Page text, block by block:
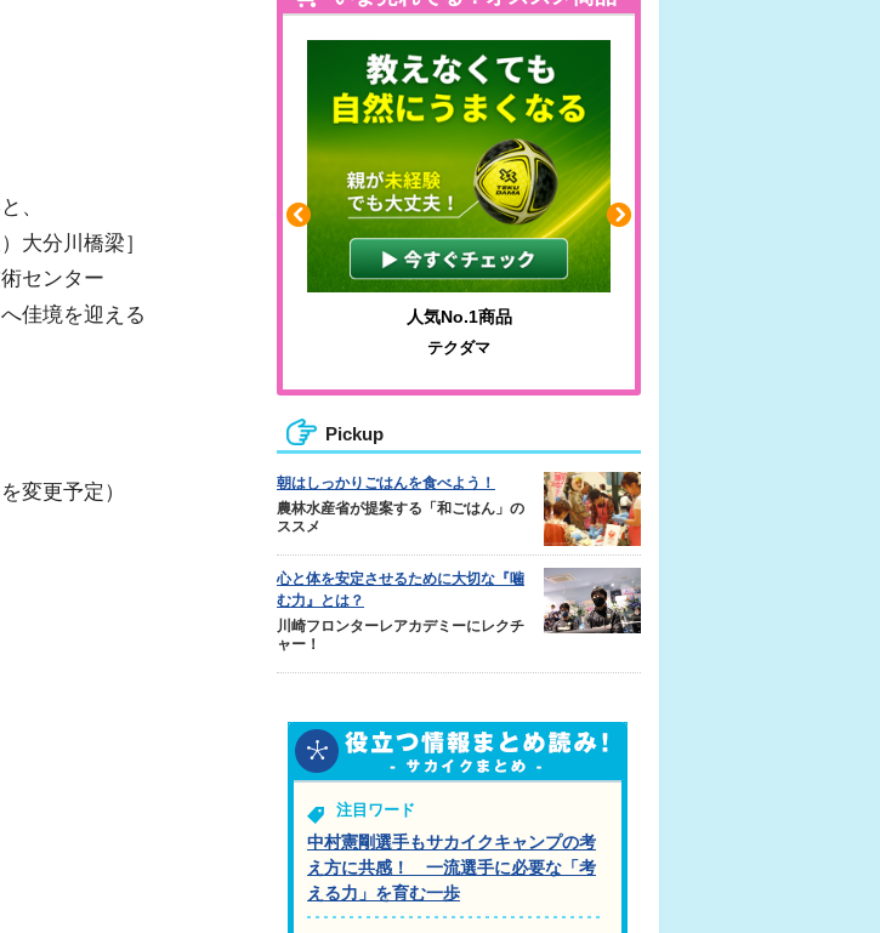
、
大分川橋梁］
センター
佳境を迎える
変更予定）
ふくらはぎの張りや疲れに 人気No.1商品
テクダマ
Pickup
朝はしっかりごはんを食べよう！
農林水産省が提案する「和ごはん」の
ススメ
心と体を安定させるために大切な『噛
む力』とは？
川崎フロンターレアカデミーにレクチ
ャー！
注目ワード
中村憲剛選手もサカイクキャンプの考
え方に共感！ 一流選手に必要な「考
える力」を育む一歩